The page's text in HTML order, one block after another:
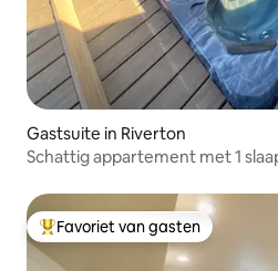
Gastsuite in Riverton
Schattig appartement met 1
Topfavoriet van gasten
Favoriet van gasten